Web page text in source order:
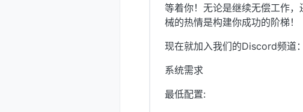
等着你！无论是继续无偿工作
械的热情是构建你成功的阶梯！
现在就加入我们的Discord频道：
系统需求
最低配置: